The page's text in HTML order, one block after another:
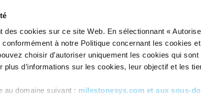
cookies sur ce site Web. En sélectionnant «
à notre Politique concernant les cookies
choisir d’autoriser uniquement les cookies qui sont
d’informations sur les cookies, leur objectif et les
au domaine suivant : milestonesys.com et aux sous-